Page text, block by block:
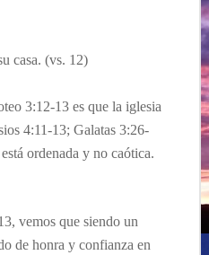
casa. (vs. 12)
3:12-13 es que la iglesia
4:11-13; Galatas 3:26-
á ordenada y no caótica.
vemos que siendo un
de honra y confianza en